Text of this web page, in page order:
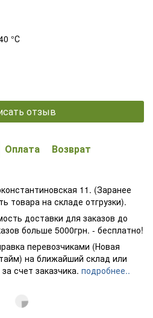
°С
отзыв
Оплата Возврат
11. (Заранее
товара на складе отгрузки).
доставки для заказов до
больше 5000грн. - бесплатно!
перевозчиками (Новая
на ближайший склад или
счет заказчика. подробнее..